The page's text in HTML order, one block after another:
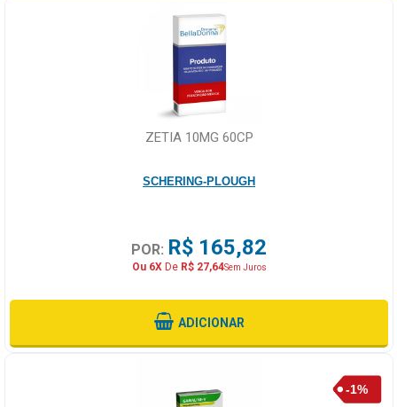
ZETIA 10MG 60CP
SCHERING-PLOUGH
POR: R$ 165,82
Ou 6XDe R$ 27,64Sem Juros
ADICIONAR